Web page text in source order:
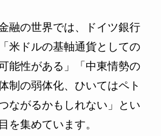
融の世界では、ドイツ銀行
米ドルの基軸通貨としての
能性がある」「中東情勢の
制の弱体化、ひいてはペト
ながるかもしれない」とい
を集めています。